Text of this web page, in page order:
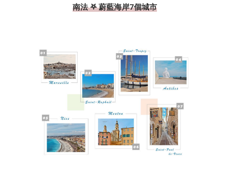
南法 𖤐 蔚藍海岸7個城市